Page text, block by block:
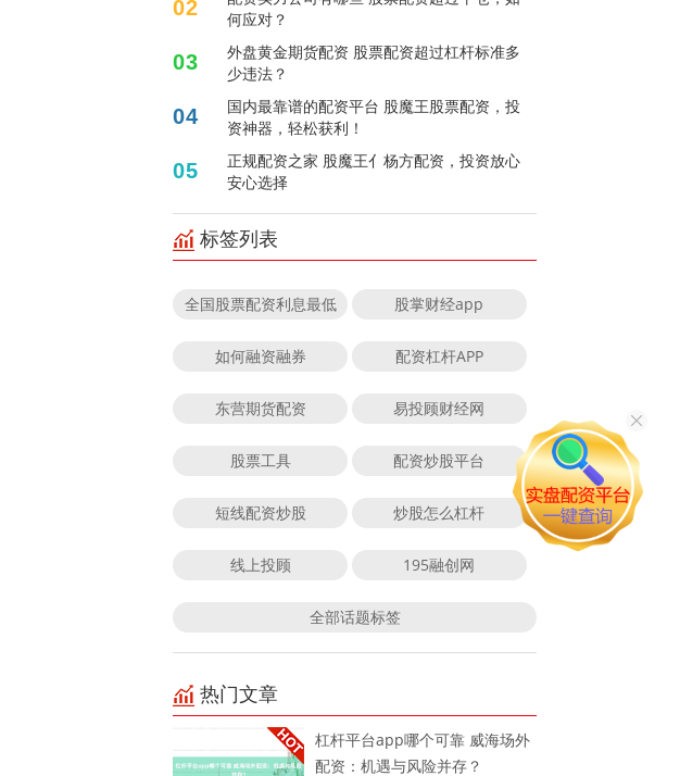
02
何应对？
03
外盘黄金期货配资 股票配资超过杠杆标准多
少违法？
04
国内最靠谱的配资平台 股魔王股票配资，投
资神器，轻松获利！
05
正规配资之家 股魔王亻杨方配资，投资放心
安心选择
标签列表
全国股票配资利息最低 股掌财经app
如何融资融券 配资杠杆APP
东营期货配资 易投顾财经网
股票工具 配资炒股平台
短线配资炒股 炒股怎么杠杆
线上投顾 195融创网
全部话题标签
热门文章
杠杆平台app哪个可靠 威海场外
配资：机遇与风险并存？